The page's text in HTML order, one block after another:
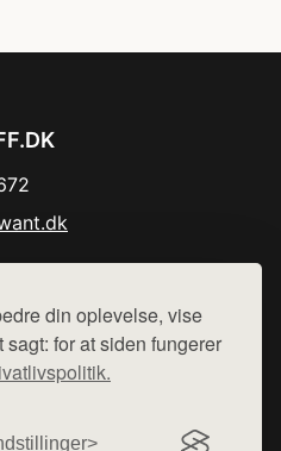
din oplevelse, vise
for at siden fungerer
- vi henviser til de shops,